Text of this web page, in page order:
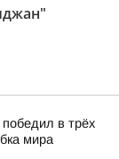
в трёх
мира